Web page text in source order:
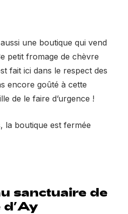
une boutique qui vend
petit fromage de chèvre
fait ici dans le respect des
encore goûté à cette
de le faire d’urgence !
la boutique est fermée
sanctuaire de
d’Ay